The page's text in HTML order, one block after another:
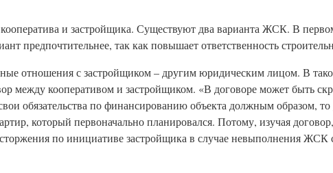
и застройщика. Существуют два варианта ЖСК. В
предпочтительнее, так как повышает ответственность
отношения с застройщиком – другим юридическим лицом. В
между кооперативом и застройщиком. «В договоре может быть
обязательства по финансированию объекта должным образом, то
который первоначально планировался. Потому, изучая
по инициативе застройщика в случае невыполнения ЖСК